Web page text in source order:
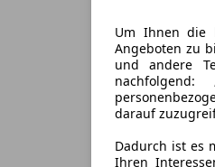
Um Ihnen die
Angeboten zu
und andere
nachfolgend:
darauf
Dadurch ist es
Ihren